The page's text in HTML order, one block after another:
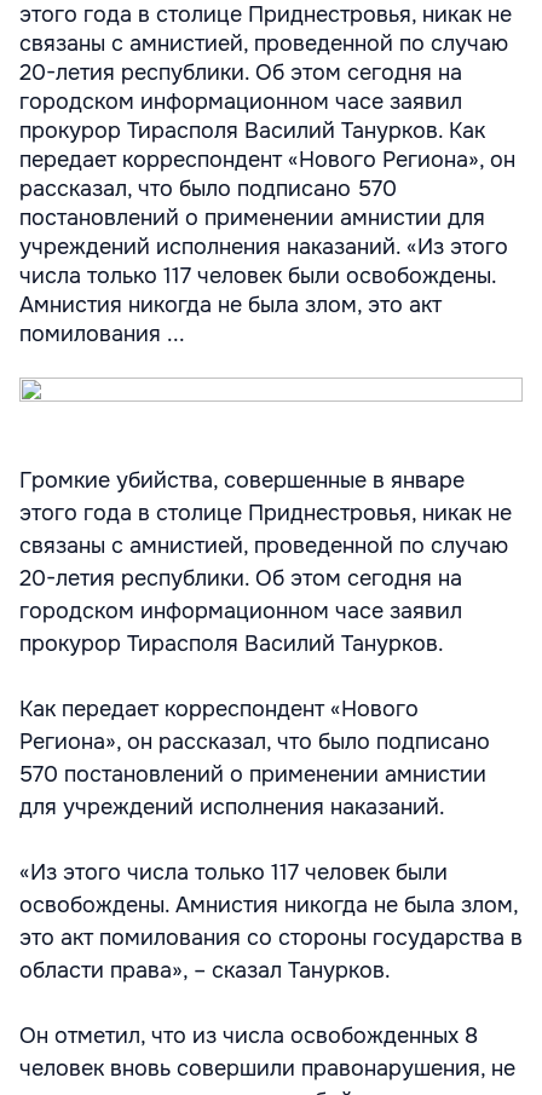
этого года в столице Приднестровья, никак не
связаны с амнистией, проведенной по случаю
20-летия республики. Об этом сегодня на
городском информационном часе заявил
прокурор Тирасполя Василий Танурков. Как
передает корреспондент «Нового Региона», он
рассказал, что было подписано 570
постановлений о применении амнистии для
учреждений исполнения наказаний. «Из этого
числа только 117 человек были освобождены.
Амнистия никогда не была злом, это акт
помилования ...
Громкие убийства, совершенные в январе
этого года в столице Приднестровья, никак не
связаны с амнистией, проведенной по случаю
20-летия республики. Об этом сегодня на
городском информационном часе заявил
прокурор Тирасполя Василий Танурков.
Как передает корреспондент «Нового
Региона», он рассказал, что было подписано
570 постановлений о применении амнистии
для учреждений исполнения наказаний.
«Из этого числа только 117 человек были
освобождены. Амнистия никогда не была злом,
это акт помилования со стороны государства в
области права», – сказал Танурков.
Он отметил, что из числа освобожденных 8
человек вновь совершили правонарушения, не